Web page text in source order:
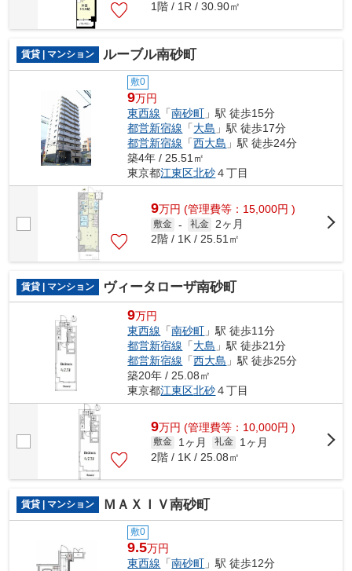
1階 / 1R / 30.90㎡
賃貸 | マンション ルーブル南砂町
敷0
9万円
東西線 「南砂町 」駅 徒歩15分
都営新宿線 「大島 」駅 徒歩17分
都営新宿線 「西大島 」駅 徒歩24分
築4年 / 25.51㎡
東京都江東区北砂４丁目
9万円 (管理費等：15,000円 )
敷金 - 礼金 2ヶ月
2階 / 1K / 25.51㎡
賃貸 | マンション ヴィータローザ南砂町
9万円
東西線 「南砂町 」駅 徒歩11分
都営新宿線 「大島 」駅 徒歩21分
都営新宿線 「西大島 」駅 徒歩25分
築20年 / 25.08㎡
東京都江東区北砂４丁目
9万円 (管理費等：10,000円 )
敷金 1ヶ月 礼金
1ヶ月
2階 / 1K / 25.08㎡
賃貸 | マンション ＭＡＸＩＶ南砂町
敷0
9.5万円
東西線 「南砂町 」駅 徒歩12分